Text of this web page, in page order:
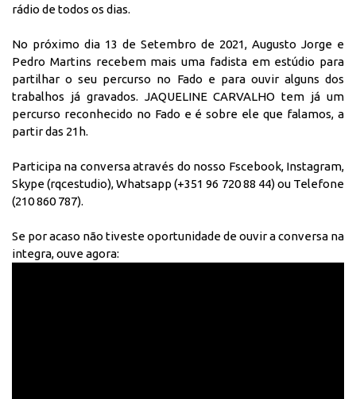
rádio de todos os dias.
No próximo dia 13 de Setembro de 2021, Augusto Jorge e
Pedro Martins recebem mais uma fadista em estúdio para
partilhar o seu percurso no Fado e para ouvir alguns dos
trabalhos já gravados. JAQUELINE CARVALHO tem já um
percurso reconhecido no Fado e é sobre ele que falamos, a
partir das 21h.
Participa na conversa através do nosso Fscebook, Instagram,
Skype (rqcestudio), Whatsapp (+351 96 720 88 44) ou Telefone
(210 860 787).
Se por acaso não tiveste oportunidade de ouvir a conversa na
integra, ouve agora: